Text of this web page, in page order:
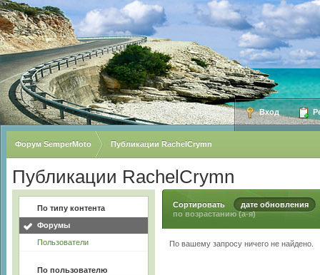
Вход
Форум SemperMoto Публикации RachelCrymn
Публикации RachelCrymn
По типу контента
Форумы
Пользователи
По пользователю
Сортировать
дате обновления
по возрастанию (а-я)
По вашему запросу ничего не найдено.